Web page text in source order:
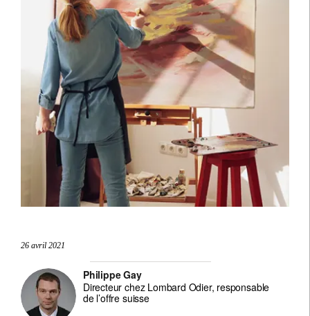
26 avril 2021
Philippe Gay
Directeur chez Lombard Odier, responsable
de l’offre suisse